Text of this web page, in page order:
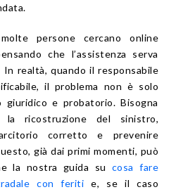
persone cercano online
che l’assistenza serva
realtà, quando il responsabile
il problema non è solo
e probatorio. Bisogna
la ricostruzione del sinistro,
corretto e prevenire
già dai primi momenti, può
la nostra guida su cosa fare
con feriti e, se il caso